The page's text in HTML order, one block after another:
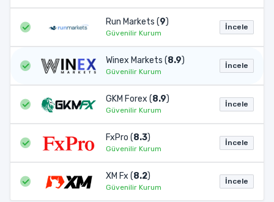
Run Markets (9)
Güvenilir Kurum
İncele
Winex Markets (8.9)
Güvenilir Kurum
İncele
GKM Forex (8.9)
Güvenilir Kurum
İncele
FxPro (8.3)
Güvenilir Kurum
İncele
XM Fx (8.2)
Güvenilir Kurum
İncele